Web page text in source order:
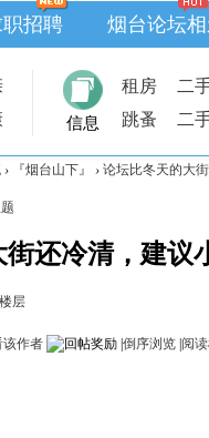
招聘 烟台论坛
信息
租房
二
跳蚤
二
› 『烟台山下』 › 论坛比冬天的大
还冷清，建议
该作者 倒序浏览 阅